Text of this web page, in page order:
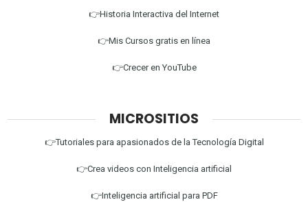
👉Historia Interactiva del Internet
👉Mis Cursos gratis en línea
👉Crecer en YouTube
MICROSITIOS
👉Tutoriales para apasionados de la Tecnología Digital
👉Crea videos con Inteligencia artificial
👉Inteligencia artificial para PDF